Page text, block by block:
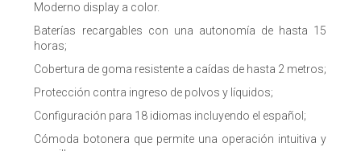
Moderno display a color.
Baterías recargables con una autonomía de hasta 15
horas;
Cobertura de goma resistente a caídas de hasta 2 metros;
Protección contra ingreso de polvos y líquidos;
Configuración para 18 idiomas incluyendo el español;
Cómoda botonera que permite una operación intuitiva y